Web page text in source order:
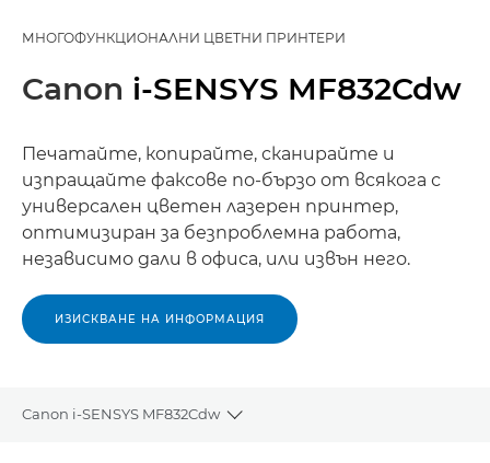
МНОГОФУНКЦИОНАЛНИ ЦВЕТНИ ПРИНТЕРИ
Canon i-SENSYS MF832Cdw
Печатайте, копирайте, сканирайте и
изпращайте факсове по-бързо от всякога с
универсален цветен лазерен принтер,
оптимизиран за безпроблемна работа,
независимо дали в офиса, или извън него.
ИЗИСКВАНЕ НА ИНФОРМАЦИЯ
Canon i-SENSYS MF832Cdw
Toggle breadcrumbs